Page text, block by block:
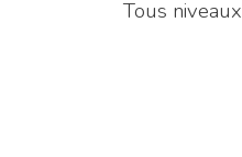
Tous niveaux